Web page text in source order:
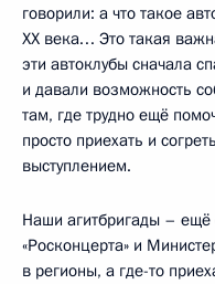
говорили: а что такое
XX века… Это такая
эти автоклубы сначала
и давали возможность
там, где трудно ещё
просто приехать и
выступлением.
Наши агитбригады –
«Росконцерта» и
в регионы, а где-то